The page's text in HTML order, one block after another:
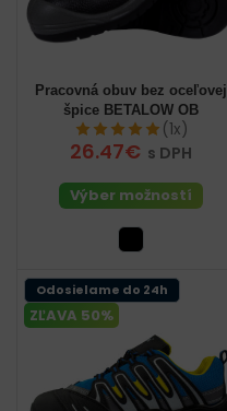
Pracovná obuv bez oceľovej
špice BETALOW OB
(1x)
26.47€ s DPH
Výber možností
ZĽAVA 50%
Odosielame do 24h